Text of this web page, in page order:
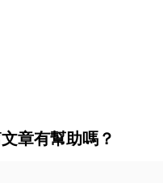
章有幫助嗎？